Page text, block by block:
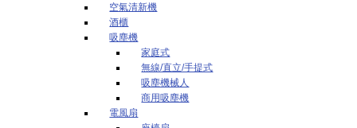
空氣清新機
酒櫃
吸塵機
家庭式
無線/直立/手提式
吸塵機械人
商用吸塵機
電風扇